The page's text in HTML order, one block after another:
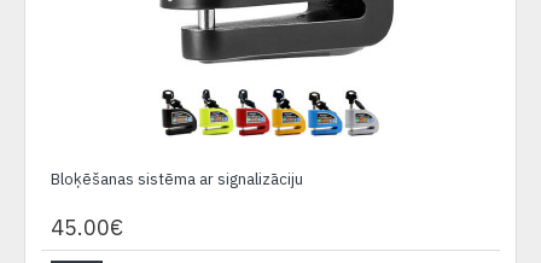
Bloķēšanas sistēma ar signalizāciju
45.00€